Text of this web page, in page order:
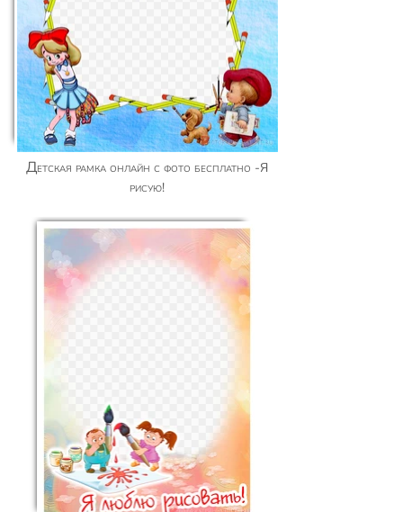
Детская рамка онлайн с фото бесплатно -Я
рисую!